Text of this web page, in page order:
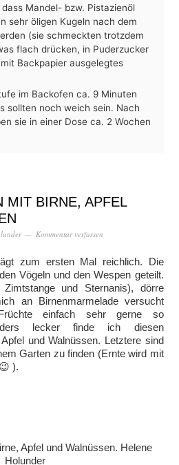
Mandel- bzw. Pistazienöl
sehr öligen Kugeln nach dem
(sie schmeckten trotzdem
flach drücken, in Puderzucker
Backpapier ausgelegtes
im Backofen ca. 9 Minuten
sollten noch weich sein. Nach
sie in einer Dose ca. 2 Wochen
MIT BIRNE, APFEL
Kommentar verfassen
zum ersten Mal reichlich. Die
Vögeln und den Wespen geteilt.
und Sternanis), dörre
an Birnenmarmelade versucht
einfach sehr gerne so
lecker finde ich diesen
und Walnüssen. Letztere sind
Garten zu finden (Ernte wird mit
).